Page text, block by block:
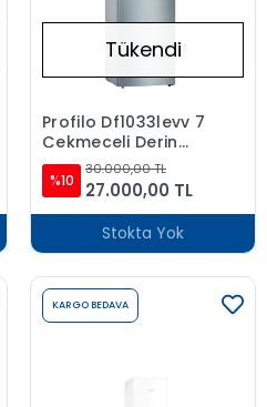
Tükendi
Profilo Df1033levv 7
Çekmeceli Derin
Dondurucu Gri
%10
30.000,00 TL
27.000,00 TL
Stokta Yok
KARGO BEDAVA